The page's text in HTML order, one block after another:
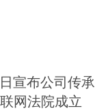
宣布公司传承
网法院成立